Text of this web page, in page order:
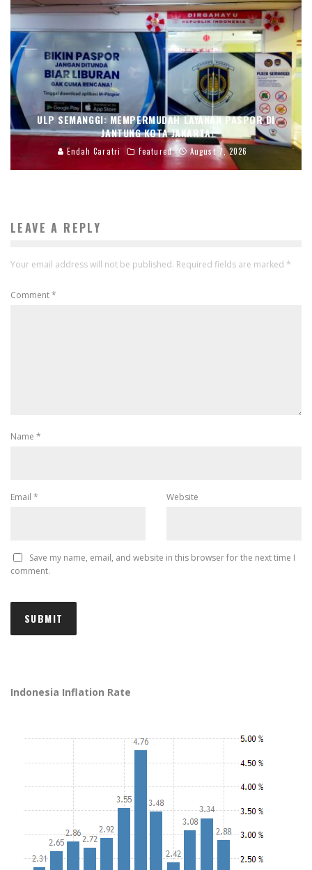
ULP SEMANGGI: MEMPERMUDAH LAYANAN PASPOR DI
JANTUNG KOTA JAKARTA
Endah Caratri Featured August 7, 2026
LEAVE A REPLY
Your email address will not be published. Required fields are marked *
Comment*
Name *
Email * Website
Save my name, email, and website in this browser for the next time I
comment.
Indonesia Inflation Rate